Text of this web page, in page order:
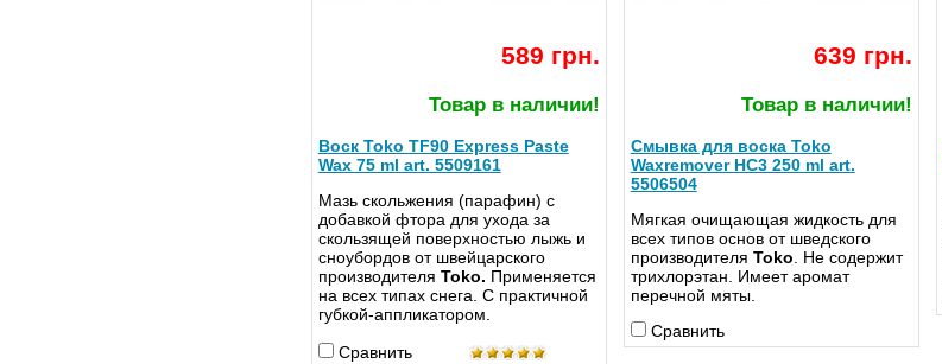
589 грн.
Товар в наличии!
Воск Toko TF90 Express Paste
Wax 75 ml art. 5509161
Мазь скольжения (парафин) с
добавкой фтора для ухода за
скользящей поверхностью лыжь и
сноубордов от швейцарского
производителя Toko. Применяется
на всех типах снега. С практичной
губкой-аппликатором.
Сравнить
639 грн.
Товар в наличии!
Смывка для воска Toko
Waxremover HC3 250 ml art.
5506504
Мягкая очищающая жидкость для
всех типов основ от шведского
производителя Toko . Не содержит
трихлорэтан. Имеет аромат
перечной мяты.
Сравнить